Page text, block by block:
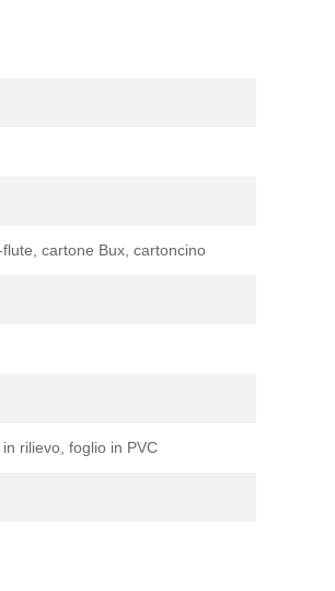
cartone Bux, cartoncino
rilievo, foglio in PVC